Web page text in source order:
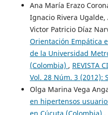
Ana María Erazo
Ignacio Rivera
Victor Patricio Díaz
Orientación Empática
de la Universidad
(Colombia) , REVISTA
Vol. 28 Núm. 3 (2012):
Olga Marina Vega
en hipertensos